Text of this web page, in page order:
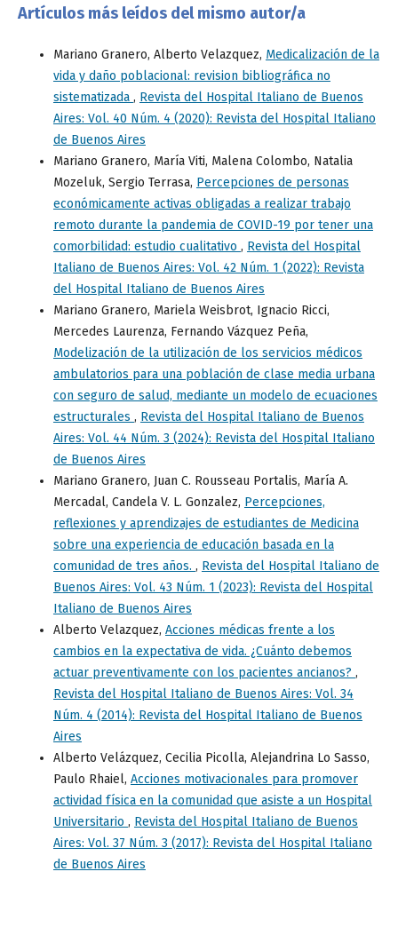
Artículos más leídos del mismo autor/a
Mariano Granero, Alberto Velazquez, Medicalización de la
vida y daño poblacional: revision bibliográfica no
sistematizada , Revista del Hospital Italiano de Buenos
Aires: Vol. 40 Núm. 4 (2020): Revista del Hospital Italiano
de Buenos Aires
Mariano Granero, María Viti, Malena Colombo, Natalia
Mozeluk, Sergio Terrasa, Percepciones de personas
económicamente activas obligadas a realizar trabajo
remoto durante la pandemia de COVID-19 por tener una
comorbilidad: estudio cualitativo , Revista del Hospital
Italiano de Buenos Aires: Vol. 42 Núm. 1 (2022): Revista
del Hospital Italiano de Buenos Aires
Mariano Granero, Mariela Weisbrot, Ignacio Ricci,
Mercedes Laurenza, Fernando Vázquez Peña,
Modelización de la utilización de los servicios médicos
ambulatorios para una población de clase media urbana
con seguro de salud, mediante un modelo de ecuaciones
estructurales , Revista del Hospital Italiano de Buenos
Aires: Vol. 44 Núm. 3 (2024): Revista del Hospital Italiano
de Buenos Aires
Mariano Granero, Juan C. Rousseau Portalis, María A.
Mercadal, Candela V. L. Gonzalez, Percepciones,
reflexiones y aprendizajes de estudiantes de Medicina
sobre una experiencia de educación basada en la
comunidad de tres años. , Revista del Hospital Italiano de
Buenos Aires: Vol. 43 Núm. 1 (2023): Revista del Hospital
Italiano de Buenos Aires
Alberto Velazquez, Acciones médicas frente a los
cambios en la expectativa de vida. ¿Cuánto debemos
actuar preventivamente con los pacientes ancianos? ,
Revista del Hospital Italiano de Buenos Aires: Vol. 34
Núm. 4 (2014): Revista del Hospital Italiano de Buenos
Aires
Alberto Velázquez, Cecilia Picolla, Alejandrina Lo Sasso,
Paulo Rhaiel, Acciones motivacionales para promover
actividad física en la comunidad que asiste a un Hospital
Universitario , Revista del Hospital Italiano de Buenos
Aires: Vol. 37 Núm. 3 (2017): Revista del Hospital Italiano
de Buenos Aires